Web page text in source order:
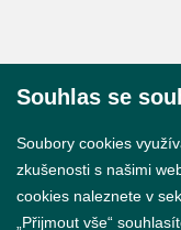
Souhlas se
Soubory cookies
zkušenosti s našimi
cookies naleznete v
„Přijmout vše“